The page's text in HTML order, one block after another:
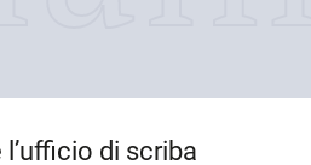
di scriba